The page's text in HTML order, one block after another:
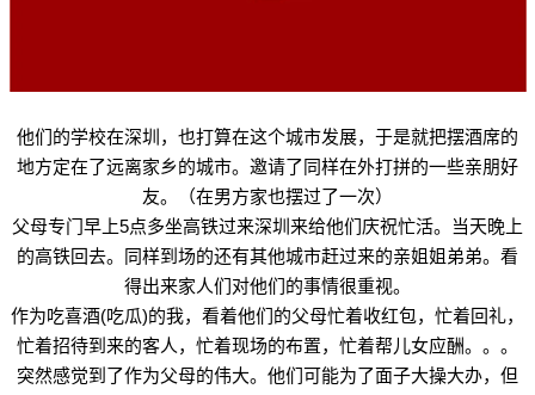
他们的学校在深圳，也打算在这个城市发展，于是就把摆酒席的
地方定在了远离家乡的城市。邀请了同样在外打拼的一些亲朋好
友。（在男方家也摆过了一次）
父母专门早上5点多坐高铁过来深圳来给他们庆祝忙活。当天晚上
的高铁回去。同样到场的还有其他城市赶过来的亲姐姐弟弟。看
得出来家人们对他们的事情很重视。
作为吃喜酒(吃瓜)的我，看着他们的父母忙着收红包，忙着回礼，
忙着招待到来的客人，忙着现场的布置，忙着帮儿女应酬。。。
突然感觉到了作为父母的伟大。他们可能为了面子大操大办，但